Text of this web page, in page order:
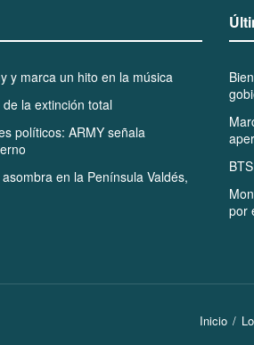
y marca un hito en la música
la extinción total
políticos: ARMY señala
en la Península Valdés,
por
Inicio